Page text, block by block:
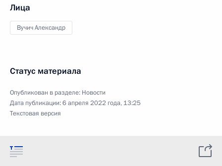
Лица
Вучич Александр
Статус материала
Опубликован в разделе: Новости
Дата публикации:6 апреля 2022 года, 13:25
Текстовая версия